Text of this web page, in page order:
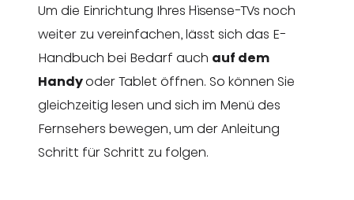
Um die Einrichtung Ihres Hisense-TVs noch
weiter zu vereinfachen, lässt sich das E-
Handbuch bei Bedarf auch auf dem
Handyoder Tablet öffnen. So können Sie
gleichzeitig lesen und sich im Menü des
Fernsehers bewegen, um der Anleitung
Schritt für Schritt zu folgen.